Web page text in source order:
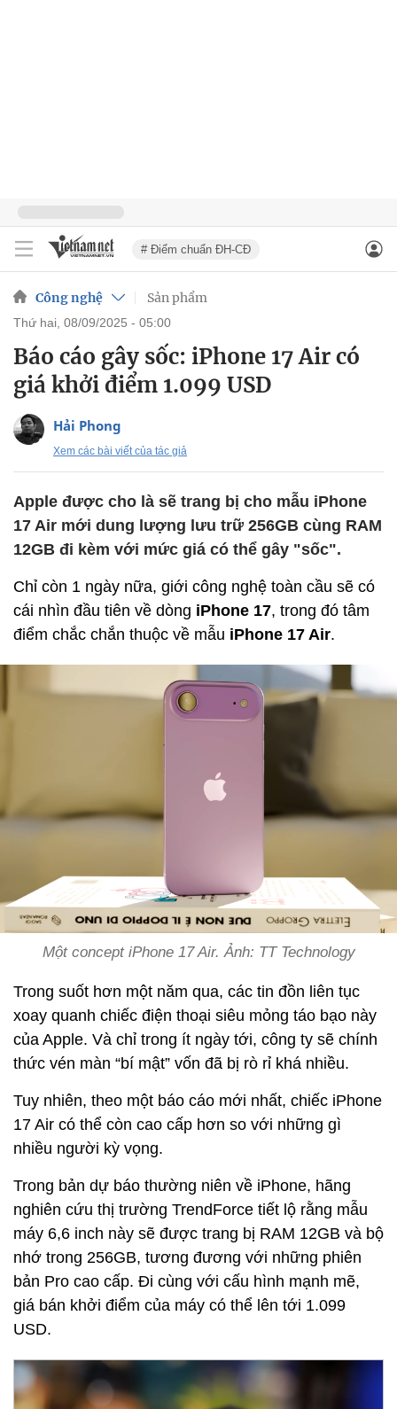
# Điểm chuẩn ĐH-CĐ
Công nghệ Sản phẩm
thứ hai, 08/09/2025 - 05:00
Báo cáo gây sốc: iPhone 17 Air có
giá khởi điểm 1.099 USD
Hải Phong
Xem các bài viết của tác giả
Apple được cho là sẽ trang bị cho mẫu iPhone
17 Air mới dung lượng lưu trữ 256GB cùng RAM
12GB đi kèm với mức giá có thể gây "sốc".
Chỉ còn 1 ngày nữa, giới công nghệ toàn cầu sẽ có
cái nhìn đầu tiên về dòng iPhone 17, trong đó tâm
điểm chắc chắn thuộc về mẫu iPhone 17 Air.
Một concept iPhone 17 Air. Ảnh: TT Technology
Trong suốt hơn một năm qua, các tin đồn liên tục
xoay quanh chiếc điện thoại siêu mỏng táo bạo này
của Apple. Và chỉ trong ít ngày tới, công ty sẽ chính
thức vén màn “bí mật” vốn đã bị rò rỉ khá nhiều.
Tuy nhiên, theo một báo cáo mới nhất, chiếc iPhone
17 Air có thể còn cao cấp hơn so với những gì
nhiều người kỳ vọng.
Trong bản dự báo thường niên về iPhone, hãng
nghiên cứu thị trường TrendForce tiết lộ rằng mẫu
máy 6,6 inch này sẽ được trang bị RAM 12GB và bộ
nhớ trong 256GB, tương đương với những phiên
bản Pro cao cấp. Đi cùng với cấu hình mạnh mẽ,
giá bán khởi điểm của máy có thể lên tới 1.099
USD.